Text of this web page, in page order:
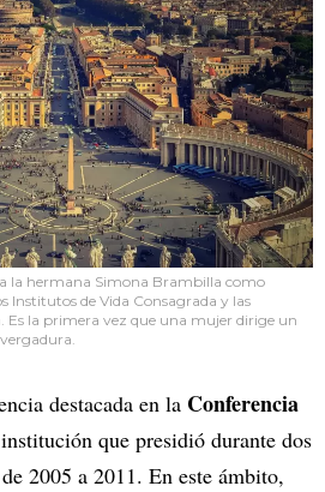
la hermana Simona Brambilla como
Institutos de Vida Consagrada y las
Es la primera vez que una mujer dirige un
destacada en la Conferencia
que presidió durante dos
2005 a 2011. En este ámbito,